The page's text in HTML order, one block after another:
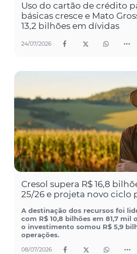
Uso do cartão de crédito
básicas cresce e Mato
13,2 bilhões em dívidas
24/07/2026
Cresol supera R$ 16,8
25/26 e projeta novo ciclo
A destinação dos recursos foi
com R$ 10,8 bilhões em 81,7 mil
o investimento somou R$ 5,9
operações.
08/07/2026